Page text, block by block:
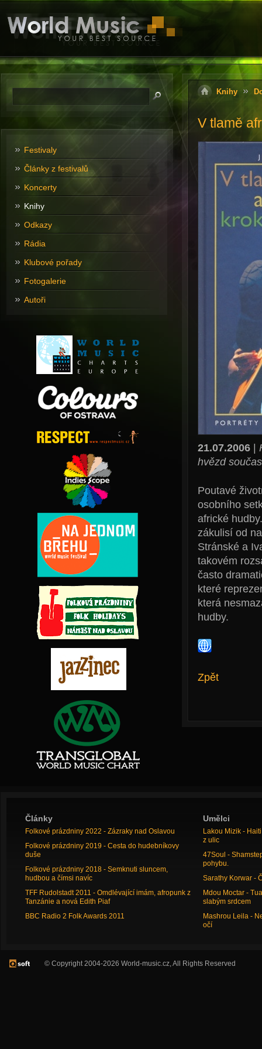
Knihy
V tlamě
21.07.2006|
hvězd
Poutavé
osobního
africké
zákulisí od
Stránské a
takovém
často
které
která
hudby.
Zpět
Festivaly
Články z festivalů
Koncerty
Knihy
Odkazy
Rádia
Klubové pořady
Fotogalerie
Autoři
Články
Folkové prázdniny 2022 - Zázraky nad Oslavou
Folkové prázdniny 2019 - Cesta do hudebníkovy
duše
Folkové prázdniny 2018 - Semknuti sluncem,
hudbou a čímsi navíc
TFF Rudolstadt 2011 - Omdlévající imám, afropunk z
Tanzánie a nová Edith Piaf
BBC Radio 2 Folk Awards 2011
Umělci
Lakou Mizik -
z ulic
47Soul -
pohybu.
Sarathy Korwar -
Mdou Moctar -
slabým srdcem
Mashrou Leila -
očí
© Copyright 2004-2026 World-music.cz, All Rights Reserved